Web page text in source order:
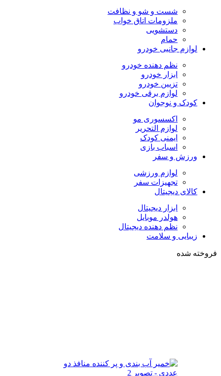
شست و شو و نظافت
ملزومات اتاق خواب
دستشویی
حمام
لوازم جانبی خودرو
نظم دهنده خودرو
ابزار خودرو
تزیین خودرو
لوازم برقی خودرو
کودک و نوجوان
اکسسوری مو
لوازم التحریر
ایمنی کودک
اسباب بازی
ورزش و سفر
لوازم ورزشی
تجهیزات سفر
کالای دیجیتال
ابزار دیجیتال
هولدر موبایل
نظم دهنده دیجیتال
زیبایی و سلامت
فروخته شده